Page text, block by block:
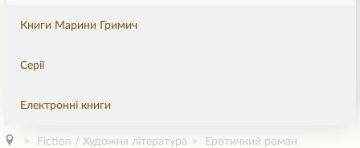
Книги Марини Гримич
Серії
Електронні книги
Fiction / Художня література Еротичний роман